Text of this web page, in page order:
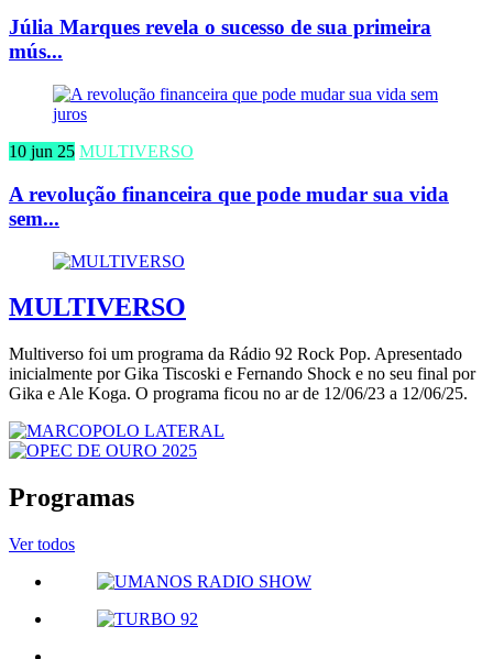
Júlia Marques revela o sucesso de sua primeira
mús...
10 jun 25 MULTIVERSO
A revolução financeira que pode mudar sua vida
sem...
MULTIVERSO
Multiverso foi um programa da Rádio 92 Rock Pop. Apresentado
inicialmente por Gika Tiscoski e Fernando Shock e no seu final por
Gika e Ale Koga. O programa ficou no ar de 12/06/23 a 12/06/25.
Programas
Ver todos